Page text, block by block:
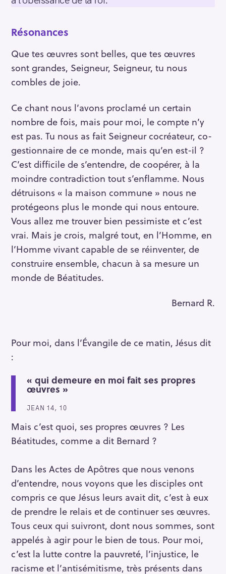
Résonances
Que tes œuvres sont belles, que tes œuvres
sont grandes, Seigneur, Seigneur, tu nous
combles de joie.
Ce chant nous l’avons proclamé un certain
nombre de fois, mais pour moi, le compte n’y
est pas. Tu nous as fait Seigneur cocréateur, co-
gestionnaire de ce monde, mais qu’en est-il ?
C’est difficile de s’entendre, de coopérer, à la
moindre contradiction tout s’enflamme. Nous
détruisons « la maison commune » nous ne
protégeons plus le monde qui nous entoure.
Vous allez me trouver bien pessimiste et c’est
vrai. Mais je crois, malgré tout, en l’Homme, en
l’Homme vivant capable de se réinventer, de
construire ensemble, chacun à sa mesure un
monde de Béatitudes.
Bernard R.
Pour moi, dans l’Évangile de ce matin, Jésus dit
:
« qui demeure en moi fait ses propres
œuvres »
JEAN 14, 10
Mais c’est quoi, ses propres œuvres ? Les
Béatitudes, comme a dit Bernard ?
Dans les Actes de Apôtres que nous venons
d’entendre, nous voyons que les disciples ont
compris ce que Jésus leurs avait dit, c’est à eux
de prendre le relais et de continuer ses œuvres.
Tous ceux qui suivront, dont nous sommes, sont
appelés à agir pour le bien de tous. Pour moi,
c’est la lutte contre la pauvreté, l’injustice, le
racisme et l’antisémitisme, très présents dans
h
o
r
: